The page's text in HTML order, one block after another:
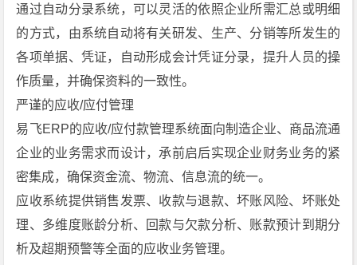
通过自动分录系统，可以灵活的依照企业所需汇总或明细
的方式，由系统自动将有关研发、生产、分销等所发生的
各项单据、凭证，自动形成会计凭证分录，提升人员的操
作质量，并确保资料的一致性。
严谨的应收/应付管理
易飞ERP的应收/应付款管理系统面向制造企业、商品流通
企业的业务需求而设计，承前启后实现企业财务业务的紧
密集成，确保资金流、物流、信息流的统一。
应收系统提供销售发票、收款与退款、坏账风险、坏账处
理、多维度账龄分析、回款与欠款分析、账款预计到期分
析及超期预警等全面的应收业务管理。